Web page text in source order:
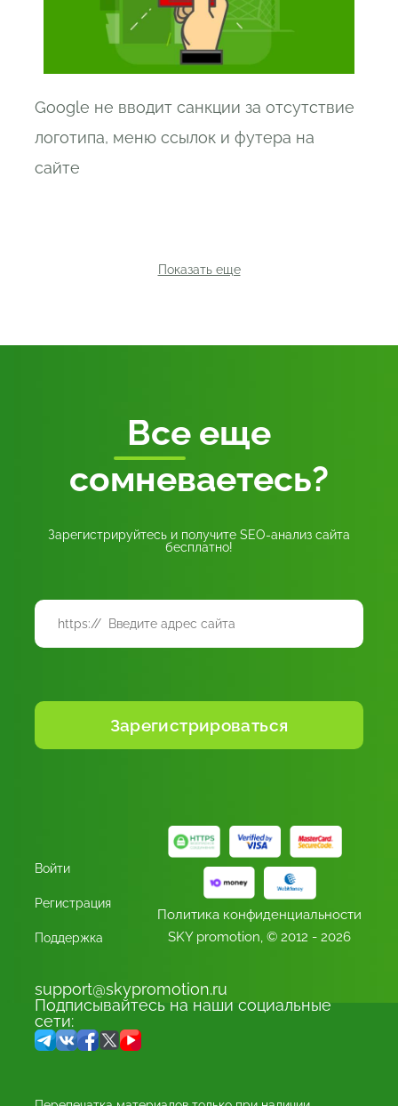
Google не вводит санкции за отсутствие
логотипа, меню ссылок и футера на
сайте
Показать еще
Все еще
сомневаетесь?
Зарегистрируйтесь и получите SEO-анализ сайта
бесплатно!
Войти
Регистрация
Поддержка
Политика конфиденциальности
SKY promotion, © 2012 - 2026
support@skypromotion.ru
Подписывайтесь на наши социальные
сети: